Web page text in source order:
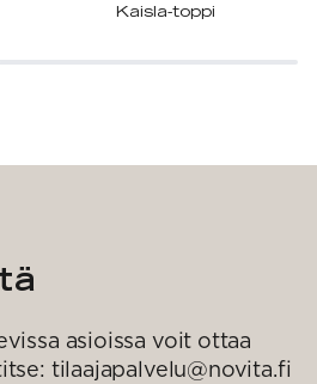
Kaisla-toppi
asioissa voit ottaa
tilaajapalvelu@novita.fi